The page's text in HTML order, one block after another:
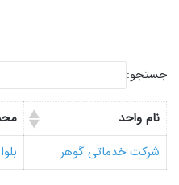
جستجو:
نام واحد
شرکت خدماتی گوهر